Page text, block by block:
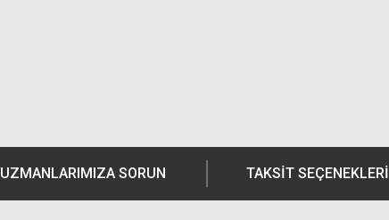
UZMANLARIMIZA SORUN TAKSIT SEÇENEKLERI